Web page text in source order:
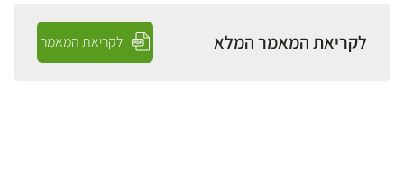
לקריאת המאמר המלא לקריאת המאמר